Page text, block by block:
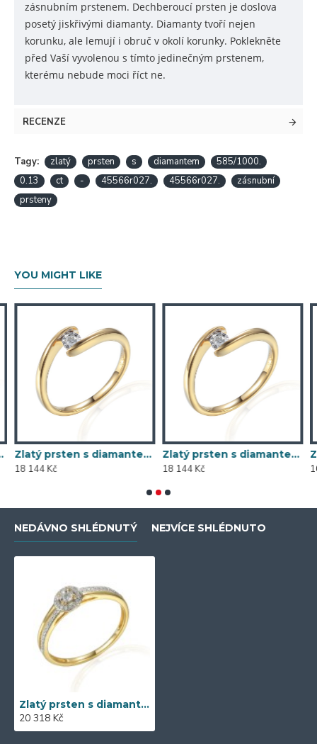
zásnubním prstenem. Dechberoucí prsten je doslova
posetý jiskřivými diamanty. Diamanty tvoří nejen
korunku, ale lemují i obruč v okolí korunky. Poklekněte
před Vaší vyvolenou s tímto jedinečným prstenem,
kterému nebude moci říct ne.
RECENZE
Tagy: zlatý prsten s diamantem
585/1000.
0.13
ct - 45566r027. 45566r027.
zásnubní
prsteny
YOU MIGHT LIKE
- 55118R032
Zlatý prsten s diamantem 585/1000, 0,053 ct - 74468R003
18 144 Kč
Zlatý prsten s diamantem 585/1000, 0,055 ct - 74468R003
18 144 Kč
NEDÁVNO SHLÉDNUTÝ NEJVÍCE SHLÉDNUTO
Zlatý prsten s diamantem 585/1000, 0,13 ct - 45566R027
20 318 Kč